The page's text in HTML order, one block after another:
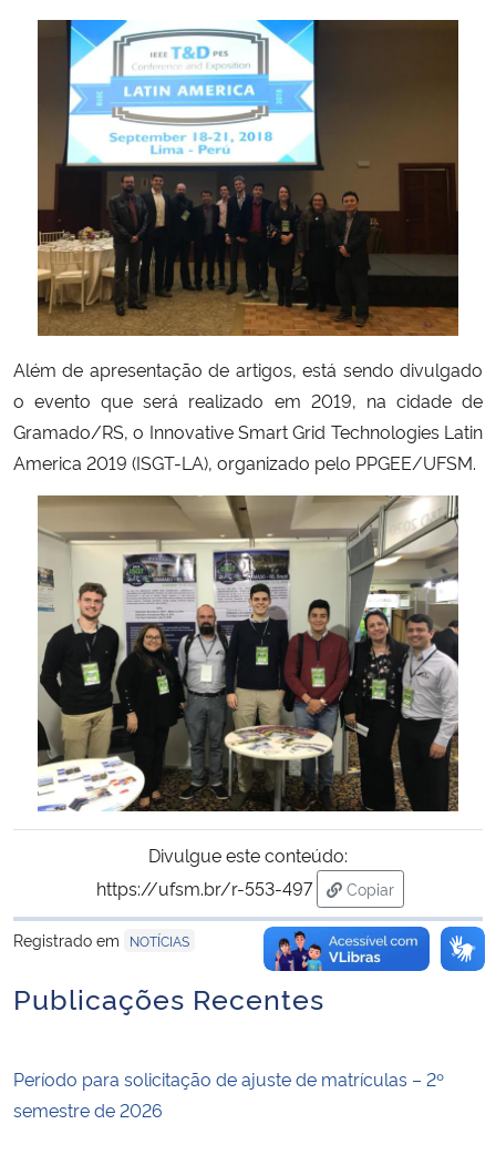
Ministério do Meio Ambiente
Ministério do Turismo
Ministério do Desenvolvimento Regional
Controladoria-Geral da União
Ministério da Mulher, da Família e dos Direitos Humanos
Secretaria-Geral
Secretaria de Governo
Gabinete de Segurança Institucional
Advocacia-Geral da União
Banco Central do Brasil
Planalto
Além de apresentação de artigos, está sendo divulgado
o evento que será realizado em 2019, na cidade de
Gramado/RS, o Innovative Smart Grid Technologies Latin
America 2019 (ISGT-LA), organizado pelo PPGEE/UFSM.
Divulgue este conteúdo:
https://ufsm.br/r-553-497
Copiar
para área de
Registrado em
NOTÍCIAS
Publicações Recentes
Período para solicitação de ajuste de matrículas – 2º
semestre de 2026